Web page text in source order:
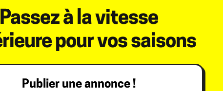
Passez à la vitesse
pour vos saisons
Publier une annonce !